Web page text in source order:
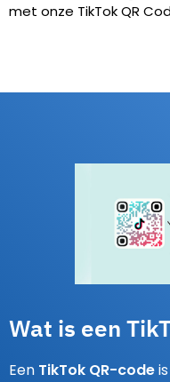
met onze TikTok QR
Wat is een
Een TikTok QR-code